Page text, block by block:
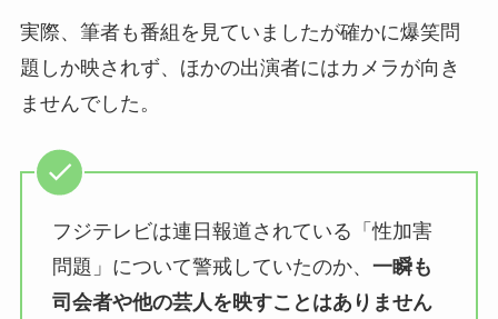
実際、筆者も番組を見ていましたが確かに爆笑問
題しか映されず、ほかの出演者にはカメラが向き
ませんでした。
フジテレビは連日報道されている「性加害
問題」について警戒していたのか、 一瞬も
司会者や他の芸人を映すことはありません